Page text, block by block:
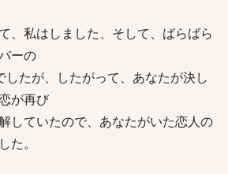
、私はしました、そして、ばらばら
ーの
したが、したがって、あなたが決し
が再び
していたので、あなたがいた恋人の
た。